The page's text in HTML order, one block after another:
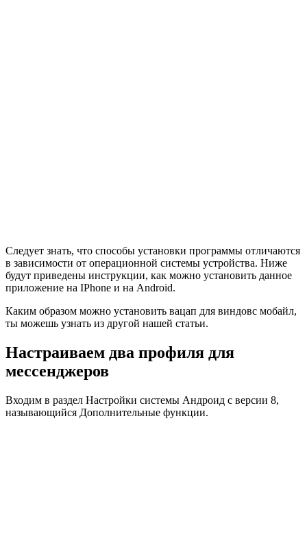
Следует знать, что способы установки программы отличаются
в зависимости от операционной системы устройства. Ниже
будут приведены инструкции, как можно установить данное
приложение на IPhone и на Android.
Каким образом можно установить вацап для виндовс мобайл,
ты можешь узнать из другой нашей статьи.
Настраиваем два профиля для
мессенджеров
Входим в раздел Настройки системы Андроид с версии 8,
называющийся Дополнительные функции.